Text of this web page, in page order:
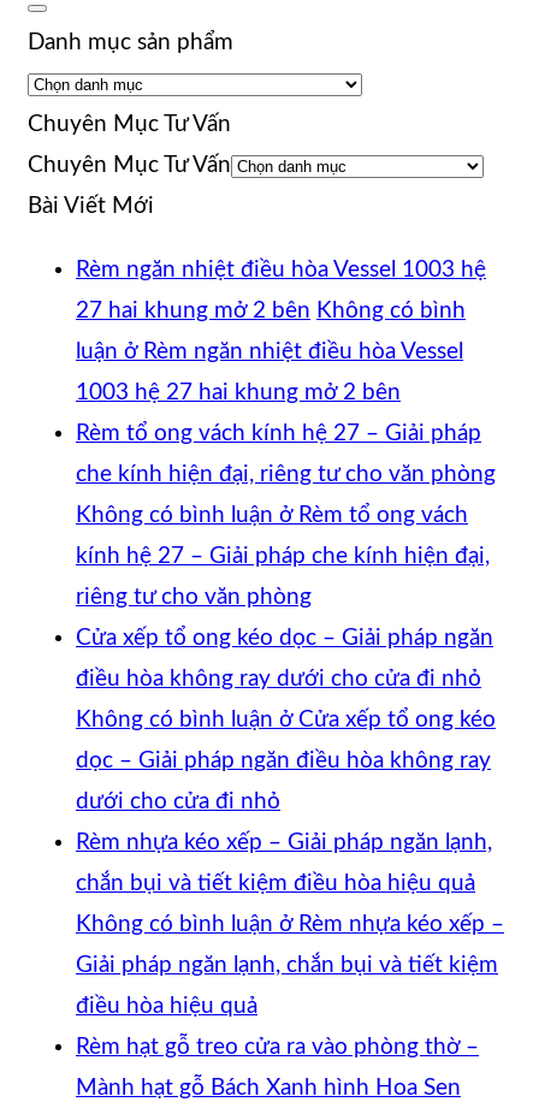
Danh mục sản phẩm
Chuyên Mục Tư Vấn
Chuyên Mục Tư Vấn
Bài Viết Mới
Rèm ngăn nhiệt điều hòa Vessel 1003 hệ
27 hai khung mở 2 bên Không có bình
luận ở Rèm ngăn nhiệt điều hòa Vessel
1003 hệ 27 hai khung mở 2 bên
Rèm tổ ong vách kính hệ 27 – Giải pháp
che kính hiện đại, riêng tư cho văn phòng
Không có bình luận ở Rèm tổ ong vách
kính hệ 27 – Giải pháp che kính hiện đại,
riêng tư cho văn phòng
Cửa xếp tổ ong kéo dọc – Giải pháp ngăn
điều hòa không ray dưới cho cửa đi nhỏ
Không có bình luận ở Cửa xếp tổ ong kéo
dọc – Giải pháp ngăn điều hòa không ray
dưới cho cửa đi nhỏ
Rèm nhựa kéo xếp – Giải pháp ngăn lạnh,
chắn bụi và tiết kiệm điều hòa hiệu quả
Không có bình luận ở Rèm nhựa kéo xếp –
Giải pháp ngăn lạnh, chắn bụi và tiết kiệm
điều hòa hiệu quả
Rèm hạt gỗ treo cửa ra vào phòng thờ –
Mành hạt gỗ Bách Xanh hình Hoa Sen